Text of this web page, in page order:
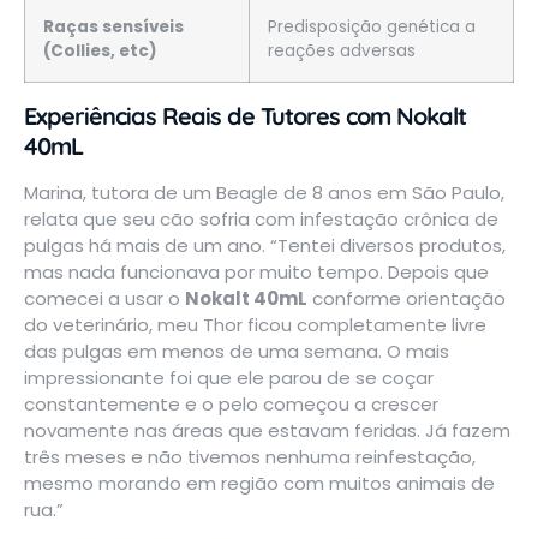
Raças sensíveis
(Collies, etc)
Predisposição genética a
reações adversas
Experiências Reais de Tutores com Nokalt
40mL
Marina, tutora de um Beagle de 8 anos em São Paulo,
relata que seu cão sofria com infestação crônica de
pulgas há mais de um ano. “Tentei diversos produtos,
mas nada funcionava por muito tempo. Depois que
comecei a usar o Nokalt 40mL conforme orientação
do veterinário, meu Thor ficou completamente livre
das pulgas em menos de uma semana. O mais
impressionante foi que ele parou de se coçar
constantemente e o pelo começou a crescer
novamente nas áreas que estavam feridas. Já fazem
três meses e não tivemos nenhuma reinfestação,
mesmo morando em região com muitos animais de
rua.”